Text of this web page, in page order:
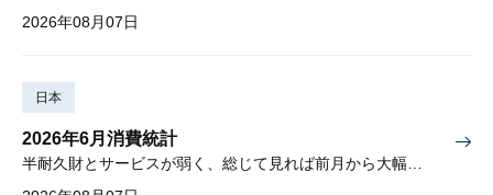
2026年08月07日
日本
2026年6月消費統計
半耐久財とサービスが弱く、総じて見れば前月から大幅に減少